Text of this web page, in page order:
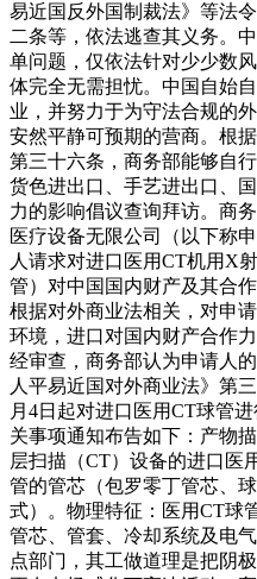
易近国反外国制裁法》等法
二条等，依法逃查其义务。
单问题，仅依法针对少少数
体完全无需担忧。中国自始
业，并努力于为守法合规的
安然平静可预期的营商。根
第三十六条，商务部能够自
货色进出口、手艺进出口、
力的影响倡议查询拜访。商
医疗设备无限公司（以下称
人请求对进口医用CT机用X
管）对中国国内财产及其合
根据对外商业法相关，对申
环境，进口对国内财产合作
经审查，商务部认为申请人
人平易近国对外商业法》第
月4日起对进口医用CT球管
关事项通知布告如下：产物
层扫描（CT）设备的进口医
管的管芯（包罗零丁管芯、
式）。物理特征：医用CT球
管芯、管套、冷却系统及电
点部门，其工做道理是把阴